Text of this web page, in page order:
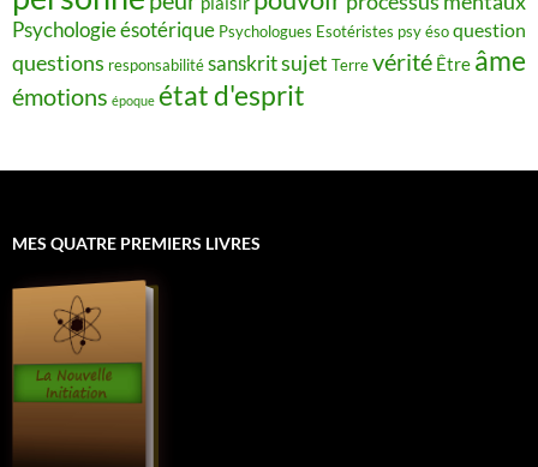
Psychologie ésotérique Psychologues Esotéristes psy ésoquestion
questions responsabilitésanskritsujet Terrevérité Être âme
émotions époque état d'esprit
MES QUATRE PREMIERS LIVRES